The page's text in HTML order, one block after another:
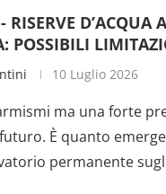
RISERVE D’ACQUA
POSSIBILI
10 Luglio 2026
ma una forte
È quanto
permanente